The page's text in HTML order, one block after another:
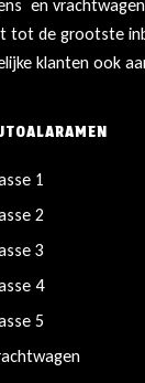
en
tot de grootste
klanten ook
1
2
3
4
5